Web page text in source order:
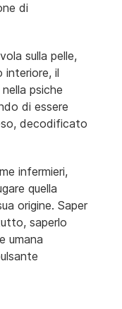
di
sulla pelle,
interiore, il
psiche
di essere
decodificato
infermieri,
quella
origine. Saper
saperlo
umana